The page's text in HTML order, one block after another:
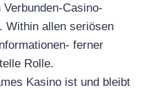
Casino-
Within allen seriösen
ferner
Rolle.
Kasino ist und bleibt